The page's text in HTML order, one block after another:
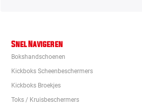
Snel Navigeren
Bokshandschoenen
Kickboks Scheenbeschermers
Kickboks Broekjes
Toks / Kruisbeschermers